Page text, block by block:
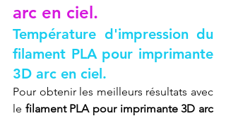
arc en ciel.
Température d'impression du
filament PLA pour imprimante
3D arc en ciel.
Pour obtenir les meilleurs résultats avec
le filament PLA pour imprimante 3D arc